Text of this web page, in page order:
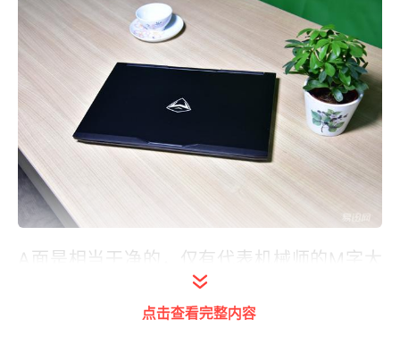
A面是相当干净的，仅有代表机械师的M字大
型标记在正面，这貌似是很多厂牌现在公认的
做法了，也能在第一时间给人以厂牌的第一印
点击查看完整内容